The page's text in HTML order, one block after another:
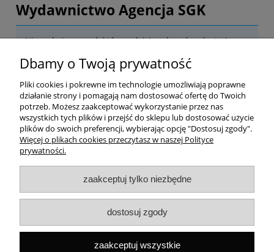
Wydawnictwo Agencja SGK
Nie znaleziono produktów spełniających podane kryteria.
Pomoc
Dostawa
Moje konto
O firmie
Rekomendowane strony
Szybki kontakt
Dbamy o Twoją prywatność
Pliki cookies i pokrewne im technologie umożliwiają poprawne
działanie strony i pomagają nam dostosować ofertę do Twoich
potrzeb. Możesz zaakceptować wykorzystanie przez nas
wszystkich tych plików i przejść do sklepu lub dostosować użycie
plików do swoich preferencji, wybierając opcję "Dostosuj zgody".
Więcej o plikach cookies przeczytasz w naszej Polityce
prywatności.
zaakceptuj tylko niezbędne
dostosuj zgody
zaakceptuj wszystkie